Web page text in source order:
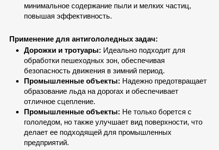
минимальное содержание пыли и мелких частиц,
повышая эффективность.
Применение для антигололедных задач:
Дорожки и тротуары: Идеально подходит для
обработки пешеходных зон, обеспечивая
безопасность движения в зимний период.
Промышленные объекты: Надежно предотвращает
образование льда на дорогах и обеспечивает
отличное сцепление.
Промышленные объекты: Не только борется с
гололедом, но также улучшает вид поверхности, что
делает ее подходящей для промышленных
предприятий.